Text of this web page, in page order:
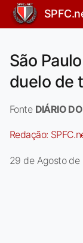
São
duelo de
Fonte DIÁRIO
Redação:
29 de Agosto de